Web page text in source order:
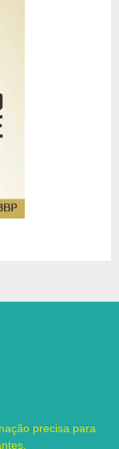
precisa para